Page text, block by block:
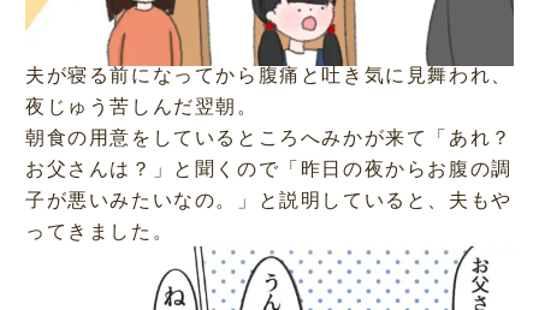
夫が寝る前になってから腹痛と吐き気に見舞われ、
夜じゅう苦しんだ翌朝。
朝食の用意をしているところへみかが来て「あれ？
お父さんは？」と聞くので「昨日の夜からお腹の調
子が悪いみたいなの。」と説明していると、夫もや
ってきました。